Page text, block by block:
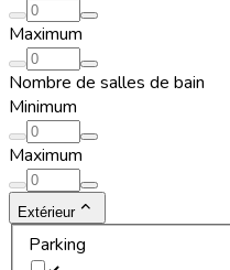
Maximum
Nombre de salles de bain
Minimum
Maximum
Extérieur
Parking